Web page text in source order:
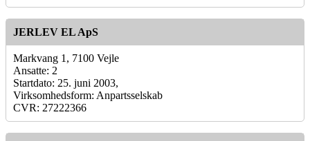
JERLEV EL ApS
Markvang 1, 7100 Vejle
Ansatte: 2
Startdato: 25. juni 2003,
Virksomhedsform: Anpartsselskab
CVR: 27222366